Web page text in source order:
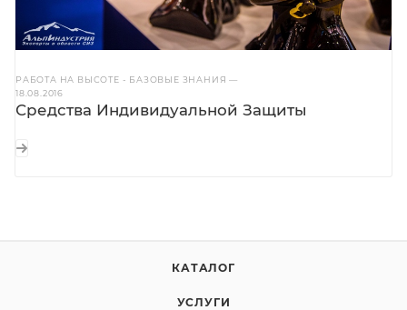
РАБОТА НА ВЫСОТЕ - БАЗОВЫЕ ЗНАНИЯ—
18.08.2016
Средства Индивидуальной Защиты
КАТАЛОГ
УСЛУГИ